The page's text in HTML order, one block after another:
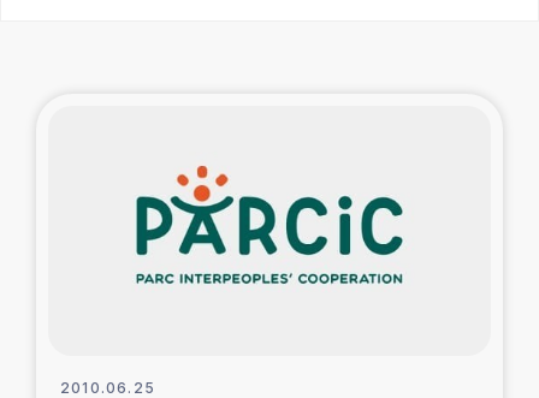
大雨による洪水被災者支援
カカオ生産者支援事業
2010.06.25